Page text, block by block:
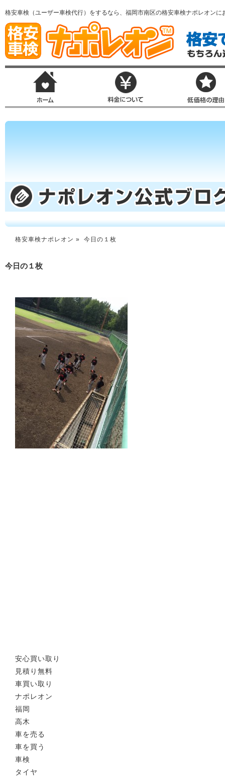
格安車検（ユーザー車検代行）をするなら、福岡市南区の格安車検ナポレオンに
格安車検ナポレオン » 今日の１枚
今日の１枚
安心買い取り
見積り無料
車買い取り
ナポレオン
福岡
高木
車を売る
車を買う
車検
タイヤ